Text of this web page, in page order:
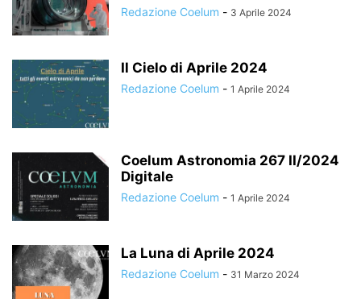
Redazione Coelum - 3 Aprile 2024
Il Cielo di Aprile 2024
Redazione Coelum - 1 Aprile 2024
Coelum Astronomia 267 II/2024
Digitale
Redazione Coelum - 1 Aprile 2024
La Luna di Aprile 2024
Redazione Coelum - 31 Marzo 2024